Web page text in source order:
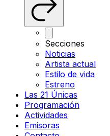
Secciones
Noticias
Artista actual
Estilo de vida
Estreno
Las 21 Únicas
Programación
Actividades
Emisoras